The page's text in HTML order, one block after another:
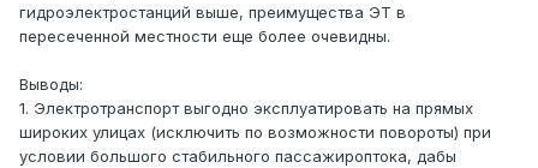
гидроэлектростанций выше, преимущества ЭТ в
пересеченной местности еще более очевидны.
Выводы:
1. Электротранспорт выгодно эксплуатировать на прямых
широких улицах (исключить по возможности повороты) при
условии большого стабильного пассажироптока, дабы